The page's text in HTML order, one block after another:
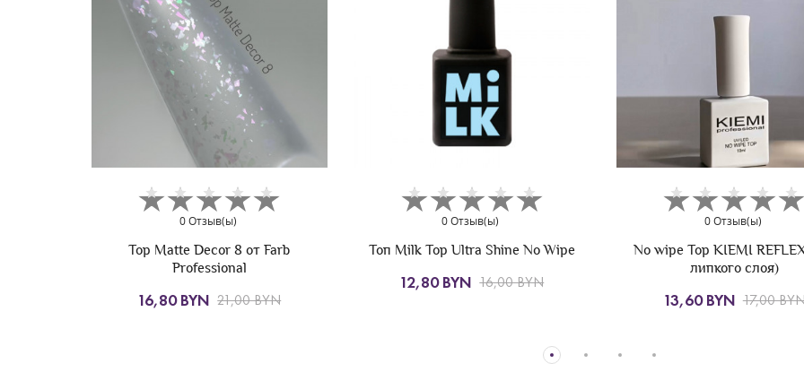
0 Отзыв(ы)
Топ Milk Top Ultra Shine No Wipe
0 Отзыв(ы)
No wipe Top KIEMI REFLEX (без
0 Отзыв(ы)
Топ Milk Enigma, 9 мл